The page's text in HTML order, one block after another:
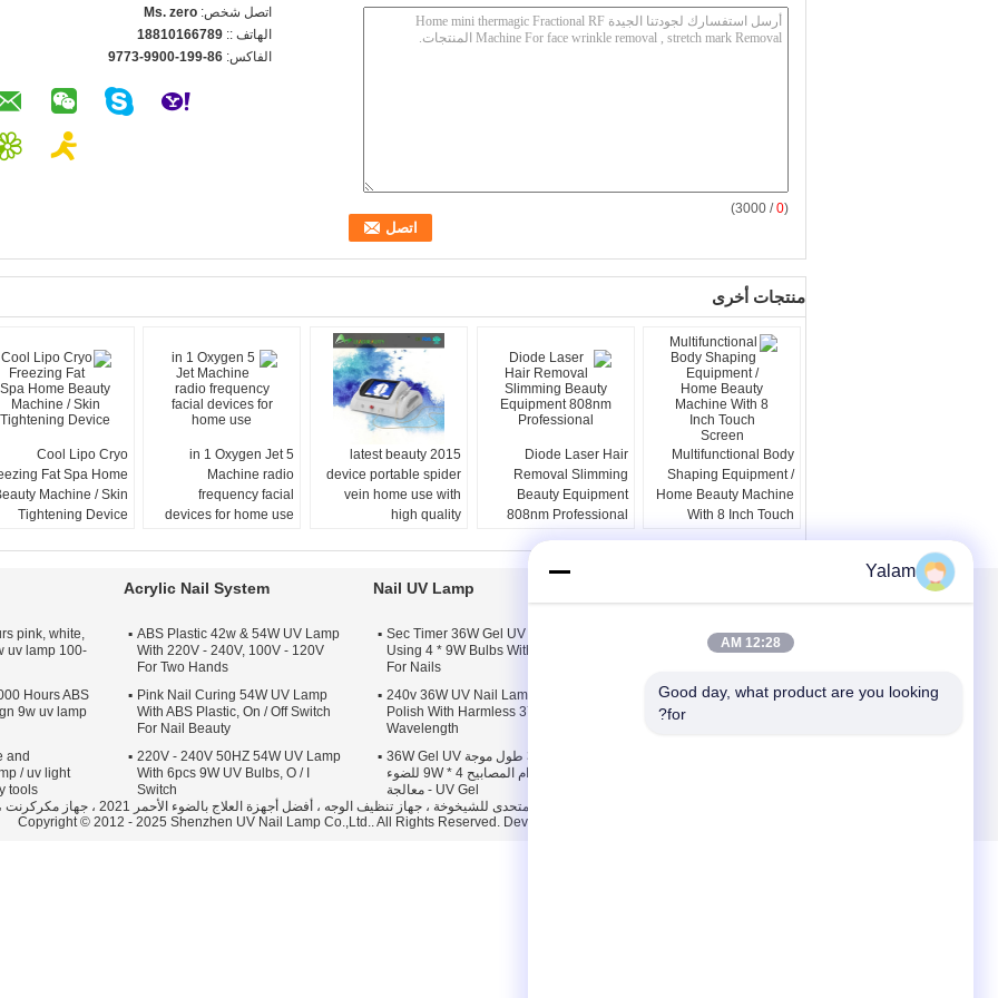
اتصل شخص: Ms. zero
الهاتف :: 18810166789
الفاكس: 86-199-9900-9773
(
0
/ 3000)
منتجات أخرى
Cool Lipo Cryo
Fat Spa Home
Machine / Skin
Tightening Device
5 in 1 Oxygen Jet
Machine radio
frequency facial
devices for home use
2015 latest beauty
device portable spider
vein home use with
high quality
Diode Laser Hair
Removal Slimming
Beauty Equipment
808nm Professional
Multifunctional Body
Shaping Equipment /
Home Beauty Machine
With 8 Inch Touch
معلومات عنا
مراقبة الجودة
Nail UV Lamp
120 Sec Timer 36W Gel UV Nail Lamp
Using 4 * 9W Bulbs With On / Off Switch
For Nails
220 - 240v 36W UV Nail Lamp For Nail
Polish With Harmless 370nm
Wavelength
غير ضارة 370nm طول موجة 36W Gel UV
Nail Lamp باستخدام المصابيح 4 * 9W للضوء
UV Gel - معالجة
Acrylic Nail System
ABS Plastic 42w & 54W UV Lamp
With 220V - 240V, 100V - 120V
For Two Hands
Pink Nail Curing 54W UV Lamp
With ABS Plastic, On / Off Switch
For Nail Beauty
220V - 240V 50HZ 54W UV Lamp
With 6pcs 9W UV Bulbs, O / I
Switch
pink, white,
uv lamp 100-
Hours ABS
9w uv lamp
and
/ uv light
tools
الصين أدوات التجميل ، الليزر المتحدى
Yalam
12:28 AM
Good day, what product are you looking
for?